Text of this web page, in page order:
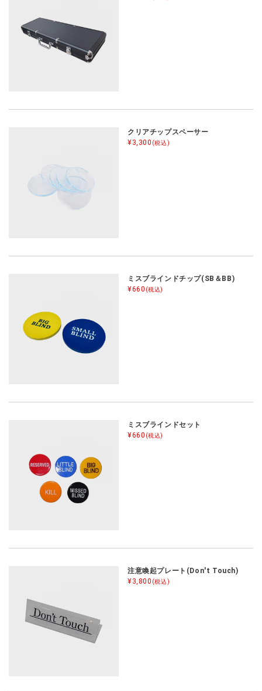
クリアチップスペーサー
¥3,300 (税込)
ミスブラインドチップ(SB＆BB)
¥660 (税込)
ミスブラインドセット
¥660 (税込)
注意喚起プレート(Don't Touch)
¥3,800 (税込)